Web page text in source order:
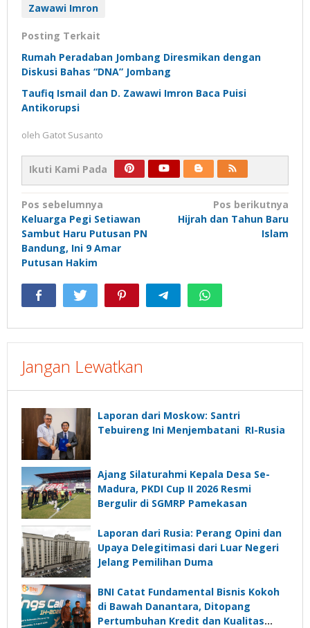
Zawawi Imron
Posting Terkait
Rumah Peradaban Jombang Diresmikan dengan
Diskusi Bahas “DNA” Jombang
Taufiq Ismail dan D. Zawawi Imron Baca Puisi
Antikorupsi
oleh Gatot Susanto
Ikuti Kami Pada
Navigasi
pos
Pos sebelumnya
Keluarga Pegi Setiawan
Sambut Haru Putusan PN
Bandung, Ini 9 Amar
Putusan Hakim
Pos berikutnya
Hijrah dan Tahun Baru
Islam
Jangan Lewatkan
Laporan dari Moskow: Santri
Tebuireng Ini Menjembatani RI-Rusia
Ajang Silaturahmi Kepala Desa Se-
Madura, PKDI Cup II 2026 Resmi
Bergulir di SGMRP Pamekasan
Laporan dari Rusia: Perang Opini dan
Upaya Delegitimasi dari Luar Negeri
Jelang Pemilihan Duma
BNI Catat Fundamental Bisnis Kokoh
di Bawah Danantara, Ditopang
Pertumbuhan Kredit dan Kualitas